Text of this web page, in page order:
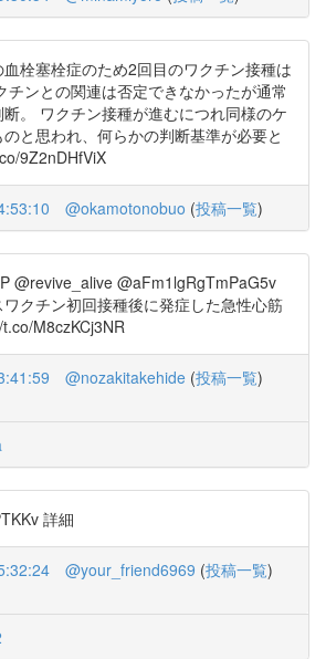
栓塞栓症のため2回目のワクチン接種は
チンとの関連は否定できなかったが通常
。 ワクチン接種が進むにつれ同様のケ
と思われ、何らかの判断基準が必要と
9Z2nDHfViX
@okamotonobuo (投稿一覧)
@revive_alive @aFm1lgRgTmPaG5v
クチン初回接種後に発症した急性心筋
M8czKCj3NR
@nozakitakehide (投稿一覧)
詳細
@your_friend6969 (投稿一覧)